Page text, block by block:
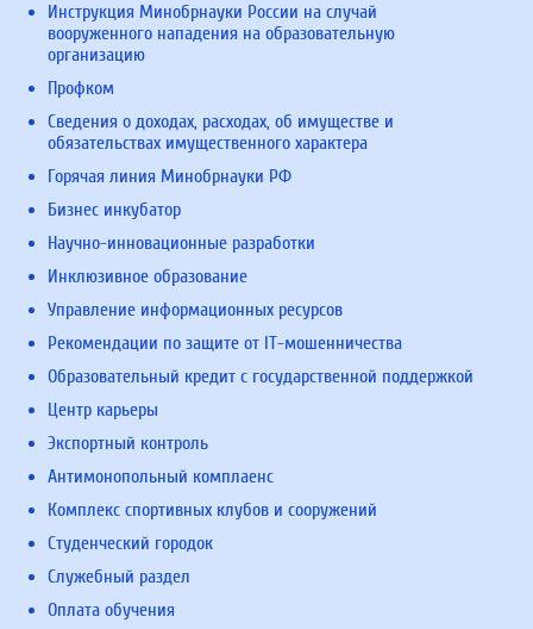
Инструкция Минобрнауки России на случай
вооруженного нападения на образовательную
организацию
Профком
Сведения о доходах, расходах, об имуществе и
обязательствах имущественного характера
Горячая линия Минобрнауки РФ
Бизнес инкубатор
Научно-инновационные разработки
Инклюзивное образование
Управление информационных ресурсов
Рекомендации по защите от IT-мошенничества
Образовательный кредит с государственной поддержкой
Центр карьеры
Экспортный контроль
Антимонопольный комплаенс
Комплекс спортивных клубов и сооружений
Студенческий городок
Служебный раздел
Оплата обучения